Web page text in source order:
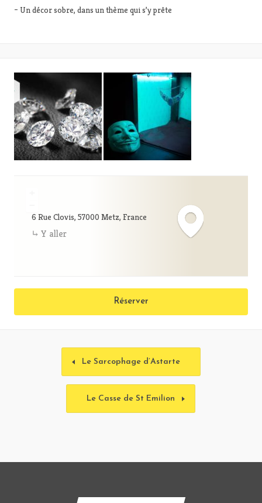
– Un décor sobre, dans un thème qui s’y prête
6 Rue Clovis, 57000 Metz, France
Y aller
Réserver
Le Sarcophage d’Astarte
Le Casse de St Emilion